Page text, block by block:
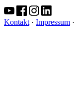
Kontakt · Impressum ·